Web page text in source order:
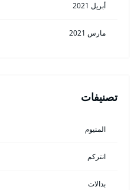
أبريل 2021
مارس 2021
تصنيفات
المنيوم
انتركم
بدالات